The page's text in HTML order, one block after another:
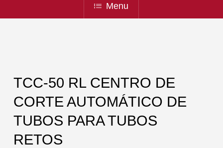
Menu
TCC-50 RL CENTRO DE
CORTE AUTOMÁTICO DE
TUBOS PARA TUBOS
RETOS